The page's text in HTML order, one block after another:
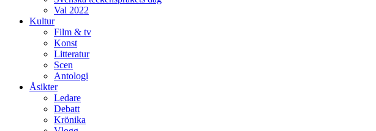
Val 2022
Kultur
Film & tv
Konst
Litteratur
Scen
Antologi
Åsikter
Ledare
Debatt
Krönika